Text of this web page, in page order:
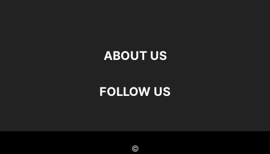
ABOUT US
FOLLOW US
©